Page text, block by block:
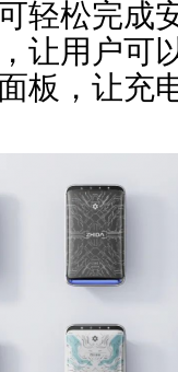
轻松完成
让用户可
板，让充